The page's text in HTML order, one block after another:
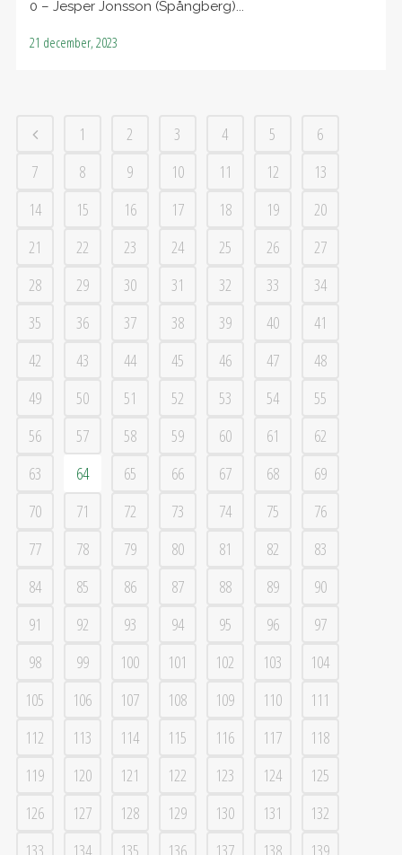
0 – Jesper Jonsson (Spångberg)...
21 december, 2023
1 2 3 4 5
6
7
8 9 10 11 12
13
14
15 16 17 18 19
20
21
22 23 24 25 26
27
28
29 30 31 32 33
34
35
36 37 38 39 40
41
42
43 44 45 46 47
48
49
50 51 52 53 54
55
56
57 58 59 60 61
62
63
64 65 66 67 68
69
70
71 72 73 74 75
76
77
78 79 80 81 82
83
84
85 86 87 88 89
90
91
92 93 94 95 96
97
98
99 100 101 102 103
104
105
106 107 108 109 110
111
112
113 114 115 116 117
118
119
120 121 122 123 124
125
126
127 128 129 130 131
132
133
134 135 136 137 138
139